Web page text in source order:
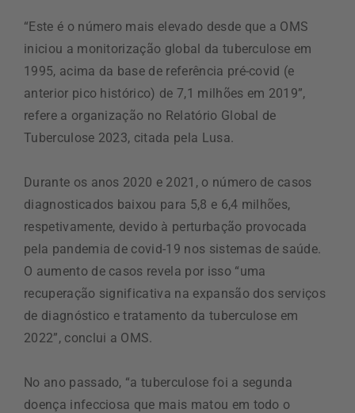
“Este é o número mais elevado desde que a OMS
iniciou a monitorização global da tuberculose em
1995, acima da base de referência pré-covid (e
anterior pico histórico) de 7,1 milhões em 2019”,
refere a organização no Relatório Global de
Tuberculose 2023, citada pela Lusa.
Durante os anos 2020 e 2021, o número de casos
diagnosticados baixou para 5,8 e 6,4 milhões,
respetivamente, devido à perturbação provocada
pela pandemia de covid-19 nos sistemas de saúde.
O aumento de casos revela por isso “uma
recuperação significativa na expansão dos serviços
de diagnóstico e tratamento da tuberculose em
2022”, conclui a OMS.
No ano passado, “a tuberculose foi a segunda
doença infecciosa que mais matou em todo o